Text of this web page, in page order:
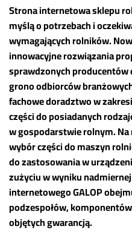
Strona internetowa sklepu
myślą o potrzebach i
wymagających rolników.
innowacyjne rozwiązania
sprawdzonych producentów
grono odbiorców
fachowe doradztwo w
części do posiadanych
w gospodarstwie rolnym.
wybór części do maszyn
do zastosowania w
zużyciu w wyniku
internetowego GALOP
podzespołów,
objętych gwarancją.